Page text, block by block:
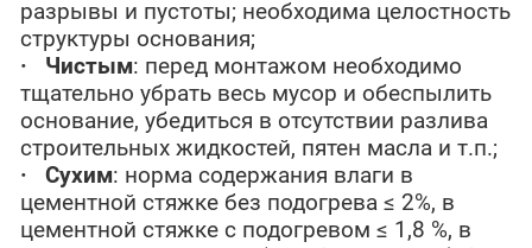
разрывы и пустоты; необходима целостность
структуры основания;
·
Чистым: перед монтажом необходимо
тщательно убрать весь мусор и обеспылить
основание, убедиться в отсутствии разлива
строительных жидкостей, пятен масла и т.п.;
·
Сухим: норма содержания влаги в
цементной стяжке без подогрева ≤ 2%, в
цементной стяжке с подогревом ≤ 1,8 %, в